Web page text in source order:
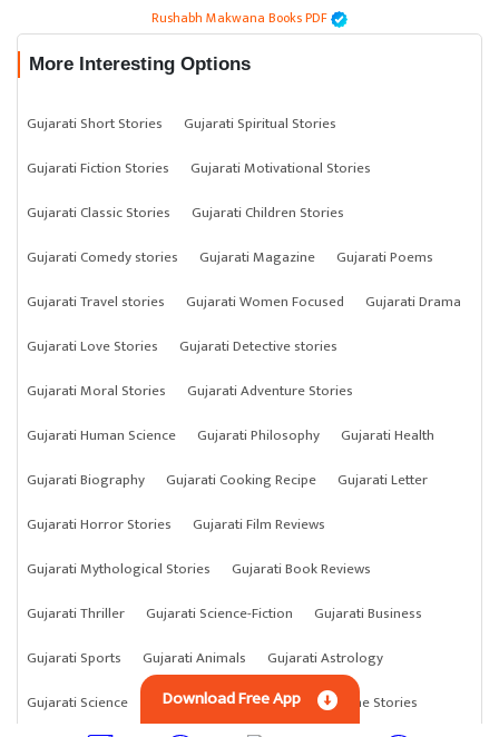
Rushabh Makwana Books PDF
More Interesting Options
Gujarati Short Stories
Gujarati Spiritual Stories
Gujarati Fiction Stories
Gujarati Motivational Stories
Gujarati Classic Stories
Gujarati Children Stories
Gujarati Comedy stories
Gujarati Magazine
Gujarati Poems
Gujarati Travel stories
Gujarati Women Focused
Gujarati Drama
Gujarati Love Stories
Gujarati Detective stories
Gujarati Moral Stories
Gujarati Adventure Stories
Gujarati Human Science
Gujarati Philosophy
Gujarati Health
Gujarati Biography
Gujarati Cooking Recipe
Gujarati Letter
Gujarati Horror Stories
Gujarati Film Reviews
Gujarati Mythological Stories
Gujarati Book Reviews
Gujarati Thriller
Gujarati Science-Fiction
Gujarati Business
Gujarati Sports
Gujarati Animals
Gujarati Astrology
Gujarati Science
Gujarati Anything Gujarati Crime Stories
Download Free App